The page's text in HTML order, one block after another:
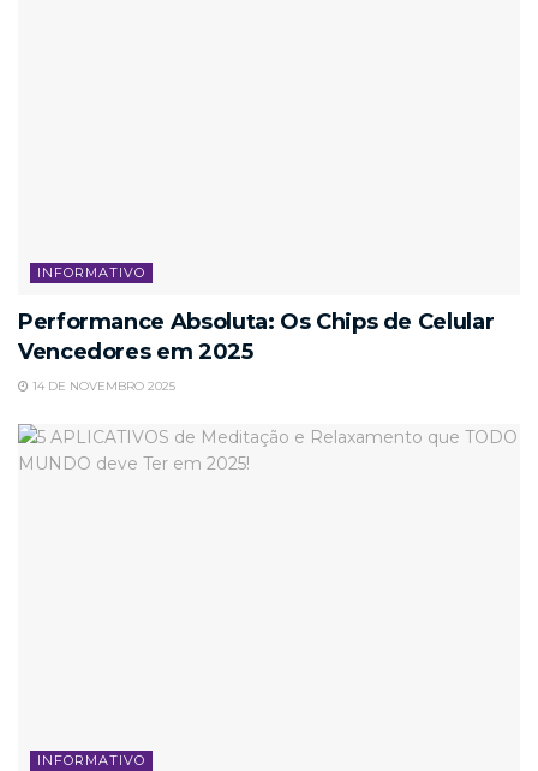
INFORMATIVO
Performance Absoluta: Os Chips de Celular
Vencedores em 2025
14 DE NOVEMBRO 2025
INFORMATIVO